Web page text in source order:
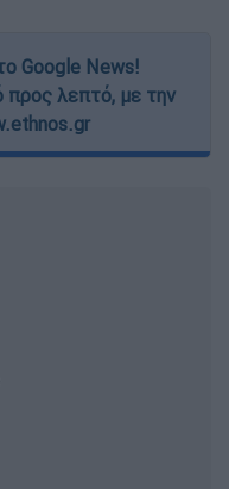
Google News!
προς λεπτό, με την